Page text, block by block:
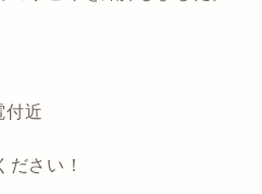
付近
ださい！